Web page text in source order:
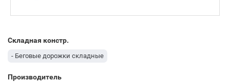
Складная констр.
- Беговые дорожки складные
Производитель